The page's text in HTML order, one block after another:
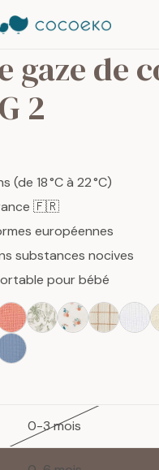
gaze de
2
(de 18 °C à 22 °C)
🇫🇷
européennes
substances nocives
pour bébé
0-3 mois